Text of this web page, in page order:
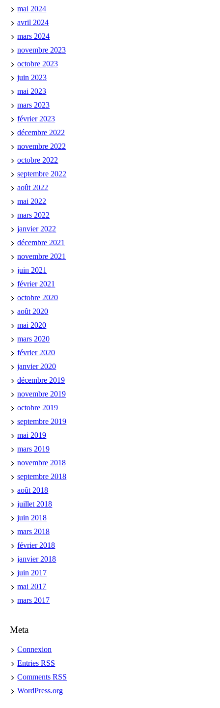
mai 2024
avril 2024
mars 2024
novembre 2023
octobre 2023
juin 2023
mai 2023
mars 2023
février 2023
décembre 2022
novembre 2022
octobre 2022
septembre 2022
août 2022
mai 2022
mars 2022
janvier 2022
décembre 2021
novembre 2021
juin 2021
février 2021
octobre 2020
août 2020
mai 2020
mars 2020
février 2020
janvier 2020
décembre 2019
novembre 2019
octobre 2019
septembre 2019
mai 2019
mars 2019
novembre 2018
septembre 2018
août 2018
juillet 2018
juin 2018
mars 2018
février 2018
janvier 2018
juin 2017
mai 2017
mars 2017
Meta
Connexion
EntriesRSS
CommentsRSS
WordPress.org